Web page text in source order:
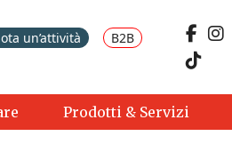
un’attività B2B
Prodotti & Servizi